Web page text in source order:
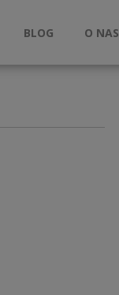
BLOG O NAS